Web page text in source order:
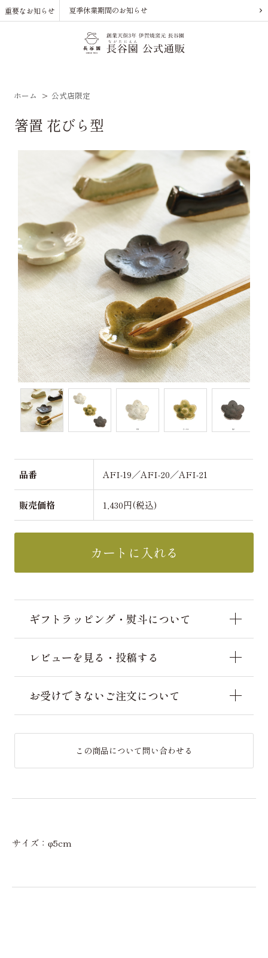
重要なお知らせ 夏季休業期間のお知らせ
ホーム > 公式店限定
箸置 花びら型
品番 AFI-19／AFI-20／AFI-21
販売価格 1,430円(税込)
カートに入れる
ギフトラッピング・熨斗について
レビューを見る・投稿する
お受けできないご注文について
この商品について問い合わせる
サイズ：φ5cm